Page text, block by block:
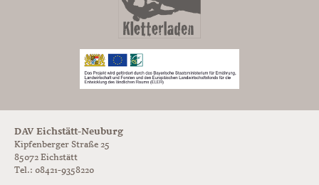
DAV Eichstätt-Neuburg
Kipfenberger Straße 25
85072 Eichstätt
Tel.: 08421-9358220